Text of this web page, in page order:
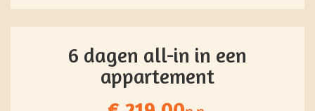
6 dagen all-in in een
appartement